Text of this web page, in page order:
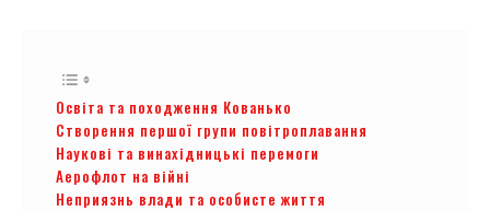
Освіта та походження Кованько
Створення першої групи повітроплавання
Наукові та винахідницькі перемоги
Аерофлот на війні
Неприязнь влади та особисте життя